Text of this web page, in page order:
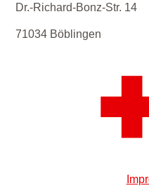
Dr.-Richard-Bonz-Str. 14
71034 Böblingen